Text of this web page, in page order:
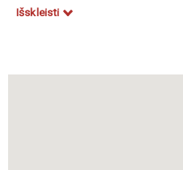
Išskleisti